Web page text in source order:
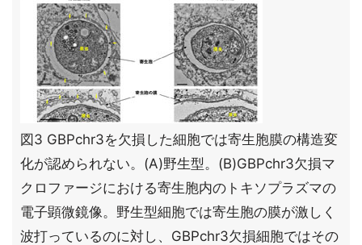
図3 GBPchr3を欠損した細胞では寄生胞膜の構造変
化が認められない。(A)野生型。(B)GBPchr3欠損マ
クロファージにおける寄生胞内のトキソプラズマの
電子顕微鏡像。野生型細胞では寄生胞の膜が激しく
波打っているのに対し、GBPchr3欠損細胞ではその